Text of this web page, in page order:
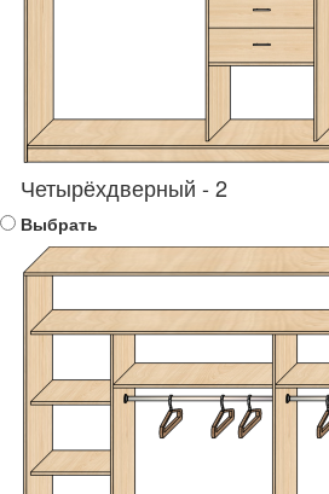
Четырёхдверный - 2
Выбрать